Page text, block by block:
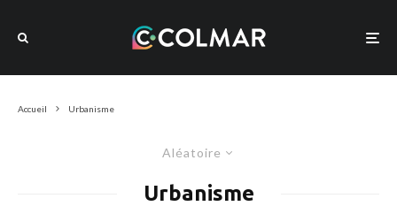
Accueil Urbanisme
Aléatoire
Urbanisme